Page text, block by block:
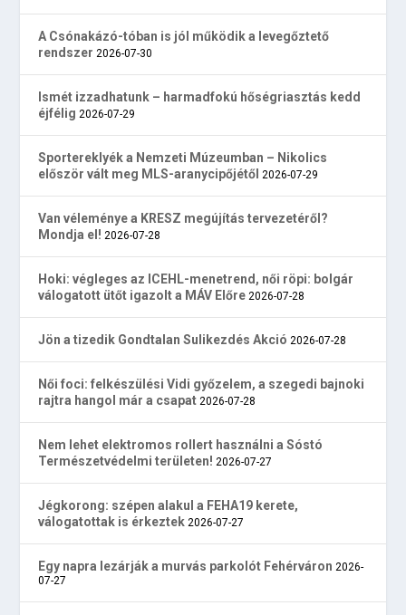
A Csónakázó-tóban is jól működik a levegőztető
rendszer 2026-07-30
Ismét izzadhatunk – harmadfokú hőségriasztás kedd
éjfélig 2026-07-29
Sportereklyék a Nemzeti Múzeumban – Nikolics
először vált meg MLS-aranycipőjétől 2026-07-29
Van véleménye a KRESZ megújítás tervezetéről?
Mondja el! 2026-07-28
Hoki: végleges az ICEHL-menetrend, női röpi: bolgár
válogatott ütőt igazolt a MÁV Előre 2026-07-28
Jön a tizedik Gondtalan Sulikezdés Akció 2026-07-28
Női foci: felkészülési Vidi győzelem, a szegedi bajnoki
rajtra hangol már a csapat 2026-07-28
Nem lehet elektromos rollert használni a Sóstó
Természetvédelmi területen! 2026-07-27
Jégkorong: szépen alakul a FEHA19 kerete,
válogatottak is érkeztek 2026-07-27
Egy napra lezárják a murvás parkolót Fehérváron 2026-
07-27